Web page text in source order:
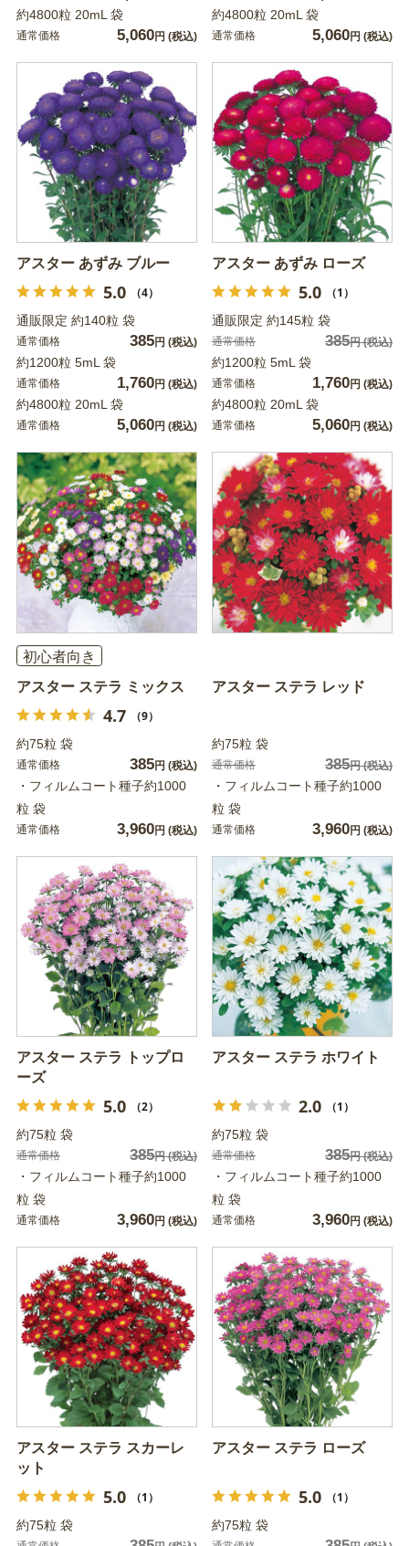
約4800粒 20mL 袋
通常価格 5,060円 (税込)
約4800粒 20mL 袋
通常価格 5,060円 (税込)
アスター あずみ ブルー
5.0 （4）
通販限定 約140粒 袋
通常価格 385円 (税込)
約1200粒 5mL 袋
通常価格 1,760円 (税込)
約4800粒 20mL 袋
通常価格 5,060円 (税込)
アスター あずみ ローズ
5.0 （1）
通販限定 約145粒 袋
通常価格 385円(税込)
約1200粒 5mL 袋
通常価格 1,760円 (税込)
約4800粒 20mL 袋
通常価格 5,060円 (税込)
初心者向き
アスター ステラ ミックス
4.7 （9）
約75粒 袋
通常価格 385円 (税込)
・フィルムコート種子約1000
粒 袋
通常価格 3,960円 (税込)
アスター ステラ レッド
約75粒 袋
通常価格 385円(税込)
・フィルムコート種子約1000
粒 袋
通常価格 3,960円 (税込)
アスター ステラ トップロ
ーズ
5.0 （2）
約75粒 袋
通常価格 385円(税込)
・フィルムコート種子約1000
粒 袋
通常価格 3,960円 (税込)
アスター ステラ ホワイト
2.0 （1）
約75粒 袋
通常価格 385円(税込)
・フィルムコート種子約1000
粒 袋
通常価格 3,960円 (税込)
アスター ステラ スカーレ
ット
5.0 （1）
約75粒 袋
アスター ステラ ローズ
5.0 （1）
約75粒 袋